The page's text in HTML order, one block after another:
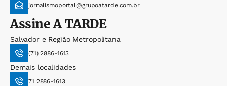
jornalismoportal@grupoatarde.com.br
AssineA TARDE
Salvador e Região Metropolitana
(71) 2886-1613
Demais localidades
71 2886-1613